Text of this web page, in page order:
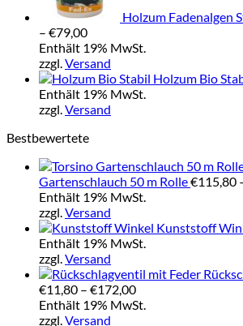
Holzum Fadenalgen
– €79,00Preisspanne:
€18,50
bis
€79,00
Enthält 19% MwSt.
zzgl.Versand
Holzum Bio
Enthält 19% MwSt.
zzgl.Versand
Bestbewertete
Gartenschlauch 50 m Rolle€115,80
Enthält 19% MwSt.
zzgl.Versand
Kunststoff
Enthält 19% MwSt.
zzgl.Versand
€11,80 – €172,00Preisspanne:
€11,80
Enthält 19% MwSt.
zzgl.Versand